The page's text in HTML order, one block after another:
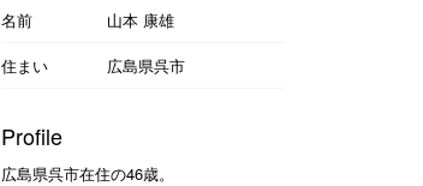
名前
山本 康雄
住まい
広島県呉市
Profile
広島県呉市在住の46歳。